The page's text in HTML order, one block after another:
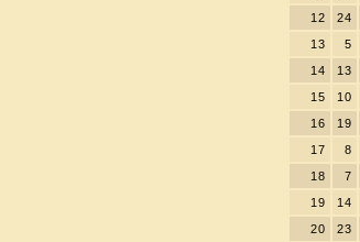
12
24
13
5
14
13
15
10
16
19
17
8
18
7
19
14
20
23